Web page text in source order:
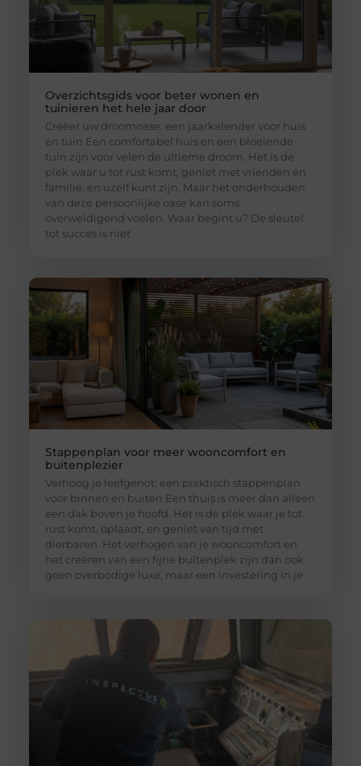
Overzichtsgids voor beter wonen en
tuinieren het hele jaar door
Creëer uw droomoase: een jaarkalender voor huis
en tuin Een comfortabel huis en een bloeiende
tuin zijn voor velen de ultieme droom. Het is de
plek waar u tot rust komt, geniet met vrienden en
familie, en uzelf kunt zijn. Maar het onderhouden
van deze persoonlijke oase kan soms
overweldigend voelen. Waar begint u? De sleutel
tot succes is niet
Stappenplan voor meer wooncomfort en
buitenplezier
Verhoog je leefgenot: een praktisch stappenplan
voor binnen en buiten Een thuis is meer dan alleen
een dak boven je hoofd. Het is de plek waar je tot
rust komt, oplaadt, en geniet van tijd met
dierbaren. Het verhogen van je wooncomfort en
het creëren van een fijne buitenplek zijn dan ook
geen overbodige luxe, maar een investering in je